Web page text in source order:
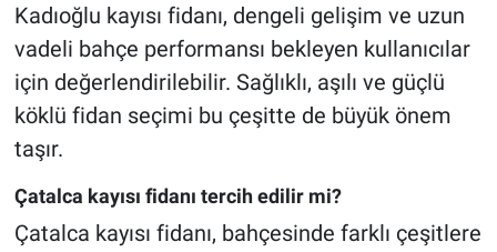
Kadıoğlu kayısı fidanı, dengeli gelişim ve uzun
vadeli bahçe performansı bekleyen kullanıcılar
için değerlendirilebilir. Sağlıklı, aşılı ve güçlü
köklü fidan seçimi bu çeşitte de büyük önem
taşır.
Çatalca kayısı fidanı tercih edilir mi?
Çatalca kayısı fidanı, bahçesinde farklı çeşitlere